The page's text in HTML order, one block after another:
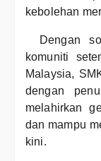
kebolehan
Dengan
komuniti
Malaysia,
dengan
melahirkan
dan mampu
kini.